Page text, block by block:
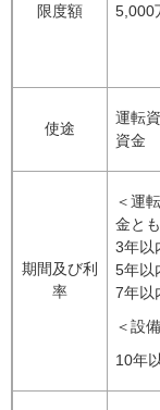
限度額 5,000
使途
運転
資金
期間及び利
率
＜運
金と
3年以
5年以
7年以
＜設
10年